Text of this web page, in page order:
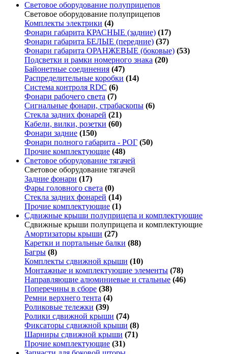
Световое оборудование полуприцепов
Световое оборудование полуприцепов
Комплекты электрики (4)
Фонари габарита КРАСНЫЕ (задние) (17)
Фонари габарита БЕЛЫЕ (передние) (37)
Фонари габарита ОРАНЖЕВЫЕ (боковые) (53)
Подсветки и рамки номерного знака (20)
Байонетные соединения (47)
Распределительные коробки (14)
Система контроля RDC (6)
Фонари рабочего света (7)
Сигнальные фонари, страбаскопы (6)
Стекла задних фонарей (21)
Кабели, вилки, розетки (60)
Фонари задние (150)
Фонари полного габарита - РОГ (50)
Прочие комплектующие (48)
Световое оборудование тягачей
Световое оборудование тягачей
Задние фонари (17)
Фары головного света (0)
Стекла задних фонарей (14)
Прочие комплектующие (1)
Сдвижные крыши полуприцепа и комплектующие
Сдвижные крыши полуприцепа и комплектующие
Амортизаторы крыши (27)
Каретки и портальные балки (88)
Багры (8)
Комплекты сдвижной крыши (10)
Монтажные и комплектующие элементы (78)
Направляющие алюминиевые и стальные (46)
Поперечины в сборе (38)
Ремни верхнего тента (4)
Роликовые тележки (39)
Ролики сдвижной крыши (74)
Фиксаторы сдвижной крыши (8)
Шарниры сдвижной крыши (71)
Прочие комплектующие (31)